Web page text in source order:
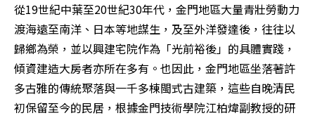
從19世紀中葉至20世紀30年代，金門地區大量青壯勞動力
渡海遠至南洋、日本等地謀生，及至外洋發達後，往往以
歸鄉為榮，並以興建宅院作為「光前裕後」的具體實踐，
傾資建造大房者亦所在多有。也因此，金門地區坐落著許
多古雅的傳統聚落與一千多棟閩式古建築，這些自晚清民
初保留至今的民居，根據金門技術學院江柏煒副教授的研